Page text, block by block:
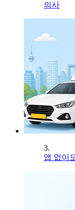
의사
3.
앱 없이